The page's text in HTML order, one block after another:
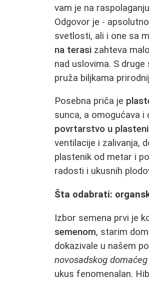
vam je na
Odgovor je -
svetlosti, ali i one sa
na terasi zahteva
nad uslovima. S
pruža biljkama
Posebna priča je
sunca, a omogućava
povrtarstvo u
ventilacije i zalivanja,
plastenik od metar i
radosti i ukusnih
Šta odabrati:
Izbor semena prvi je
semenom, starim
dokazivale u našem
novosadskog domaćeg
ukus fenomenalan.